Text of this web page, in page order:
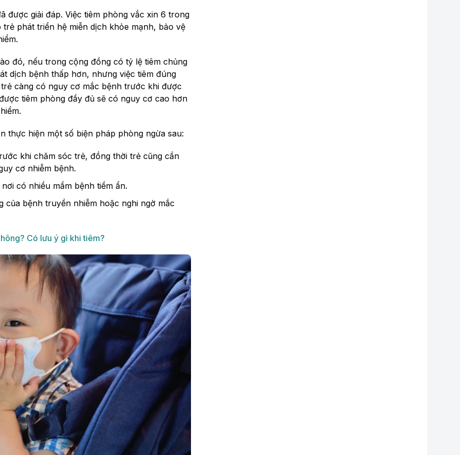
được giải đáp. Việc tiêm phòng vắc xin 6 trong
phát triển hệ miễn dịch khỏe mạnh, bảo vệ
đó, nếu trong cộng đồng có tỷ lệ tiêm chủng
dịch bệnh thấp hơn, nhưng việc tiêm đúng
càng có nguy cơ mắc bệnh trước khi được
tiêm phòng đầy đủ sẽ có nguy cơ cao hơn
thực hiện một số biện pháp phòng ngừa sau:
khi chăm sóc trẻ, đồng thời trẻ cũng cần
cơ nhiễm bệnh.
có nhiều mầm bệnh tiềm ẩn.
bệnh truyền nhiễm hoặc nghi ngờ mắc
Có lưu ý gì khi tiêm?